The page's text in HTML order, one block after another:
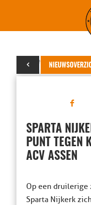
05 november 2016
SPARTA
PUNT TEGEN
ACV ASSEN
Op een druilerige
Sparta Nijkerk